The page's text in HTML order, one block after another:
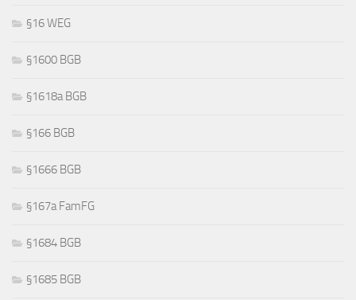
§16 WEG
§1600 BGB
§1618a BGB
§166 BGB
§1666 BGB
§167a FamFG
§1684 BGB
§1685 BGB